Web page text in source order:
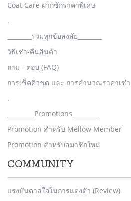
Coat Care ฝากซักราคาพิเศษ
.
________รวมทุกข้อสงสัย________
วิธีเช่า-คืนสินค้า
ถาม - ตอบ (FAQ)
การเช็คคิวชุด และ การคำนวณราคาเช่า
.
_________Promotions_________
Promotion สำหรับ Mellow Member
Promotion สำหรับสมาชิกใหม่
COMMUNITY
แรงบันดาลใจในการแต่งตัว (Review)